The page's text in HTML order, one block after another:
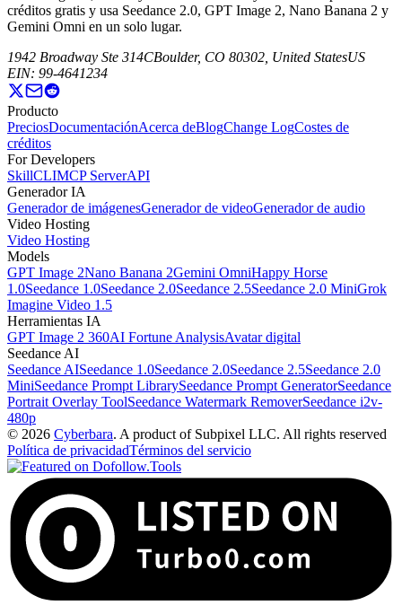
créditos gratis y usa Seedance 2.0, GPT Image 2, Nano Banana 2 y
Gemini Omni en un solo lugar.
1942 Broadway Ste 314CBoulder, CO 80302, United StatesUS
EIN: 99-4641234
Producto
PreciosDocumentaciónAcerca deBlogChange LogCostes de
créditos
For Developers
SkillCLIMCP ServerAPI
Generador IA
Generador de imágenesGenerador de videoGenerador de audio
Video Hosting
Video Hosting
Models
GPT Image 2Nano Banana 2Gemini OmniHappy Horse
1.0Seedance 1.0Seedance 2.0Seedance 2.5Seedance 2.0 MiniGrok
Imagine Video 1.5
Herramientas IA
GPT Image 2 360AI Fortune AnalysisAvatar digital
Seedance AI
Seedance AISeedance 1.0Seedance 2.0Seedance 2.5Seedance 2.0
MiniSeedance Prompt LibrarySeedance Prompt GeneratorSeedance
Portrait Overlay ToolSeedance Watermark RemoverSeedance i2v-
480p
© 2026 Cyberbara. A product of Subpixel LLC. All rights reserved
Política de privacidadTérminos del servicio